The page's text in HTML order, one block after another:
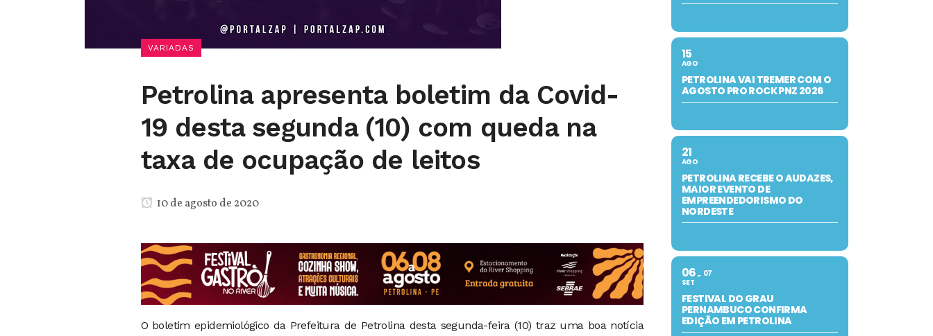
VARIADAS
Petrolina apresenta boletim da Covid-
19 desta segunda (10) com queda na
taxa de ocupação de leitos
10 de agosto de 2020
O boletim epidemiológico da Prefeitura de Petrolina desta segunda-feira (10) traz uma boa notícia
15
AGO
PETROLINA VAI TREMER COM O
AGOSTO PRO ROCK PNZ 2026
21
AGO
PETROLINA RECEBE O AUDAZES,
MAIOR EVENTO DE
EMPREENDEDORISMO DO
NORDESTE
06
SET
07
FESTIVAL DO GRAU
PERNAMBUCO CONFIRMA
EDIÇÃO EM PETROLINA